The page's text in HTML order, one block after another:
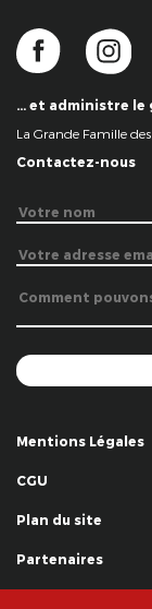
… et administre le
La Grande Famille
Contactez-nous
Mentions Légales
CGU
Plan du site
Partenaires